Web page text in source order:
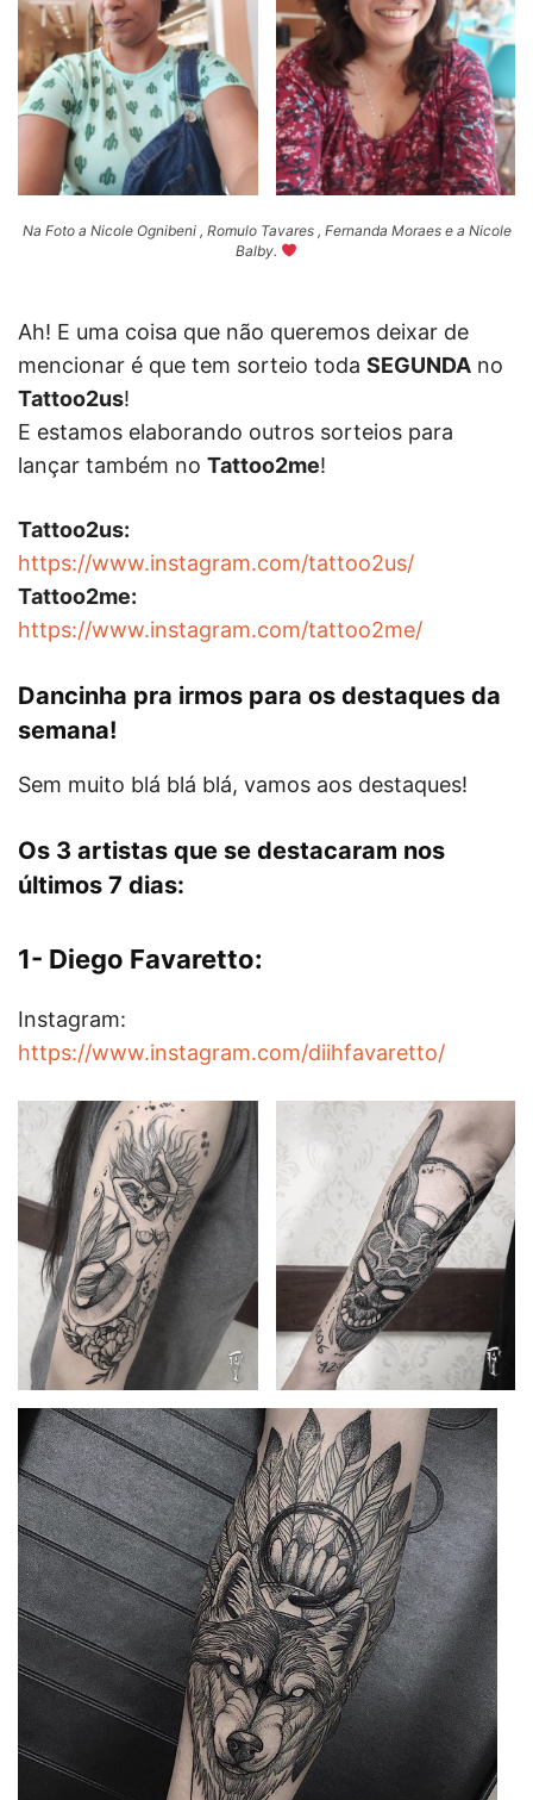
Na Foto a Nicole Ognibeni , Romulo Tavares , Fernanda Moraes e a Nicole
Balby.
Ah! E uma coisa que não queremos deixar de
mencionar é que tem sorteio toda SEGUNDA no
Tattoo2us!
E estamos elaborando outros sorteios para
lançar também no Tattoo2me!
Tattoo2us:
https://www.instagram.com/tattoo2us/
Tattoo2me:
https://www.instagram.com/tattoo2me/
Dancinha pra irmos para os destaques da
semana!
Sem muito blá blá blá, vamos aos destaques!
Os 3 artistas que se destacaram nos
últimos 7 dias:
1- Diego Favaretto:
Instagram:
https://www.instagram.com/diihfavaretto/